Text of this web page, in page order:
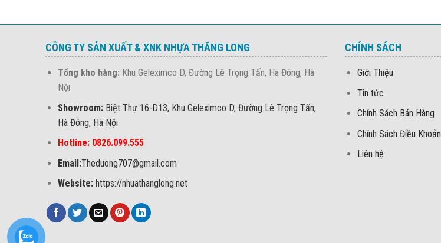
CÔNG TY SẢN XUẤT & XNK NHỰA THĂNG LONG
Tổng kho hàng: Khu Geleximco D, Đường Lê Trọng Tấn, Hà Đông, Hà
Nội
Showroom: Biệt Thự 16-D13, Khu Geleximco D, Đường Lê Trọng Tấn,
Hà Đông, Hà Nội
Hotline: 0826.099.555
Email:Theduong707@gmail.com
Website:https://nhuathanglong.net
CHÍNH SÁCH
Giới Thiệu
Tin tức
Chính Sách Bán Hàng
Chính Sách Điều Khoản
Liên hệ